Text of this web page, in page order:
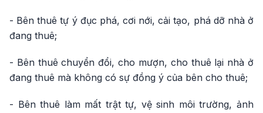
- Bên thuê tự ý đục phá, cơi nới, cải tạo, phá dỡ nhà ở
đang thuê;
- Bên thuê chuyển đổi, cho mượn, cho thuê lại nhà ở
đang thuê mà không có sự đồng ý của bên cho thuê;
- Bên thuê làm mất trật tự, vệ sinh môi trường, ảnh